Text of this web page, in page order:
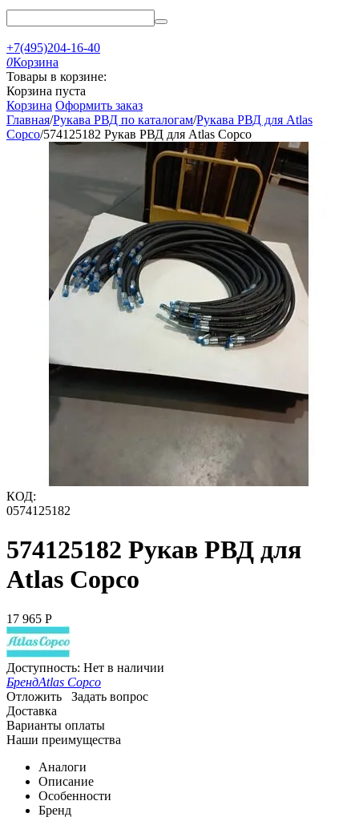
+7(495)204-16-40
0Корзина
Товары в корзине:
Корзина пуста
Корзина Оформить заказ
Главная/Рукава РВД по каталогам/Рукава РВД для Atlas
Copco/574125182 Рукав РВД для Atlas Copco
КОД:
0574125182
574125182 Рукав РВД для
Atlas Copco
17 965 Р
Доступность: Нет в наличии
БрендAtlas Copco
Отложить
Задать вопрос
Доставка
Варианты оплаты
Наши преимущества
Аналоги
Описание
Особенности
Бренд